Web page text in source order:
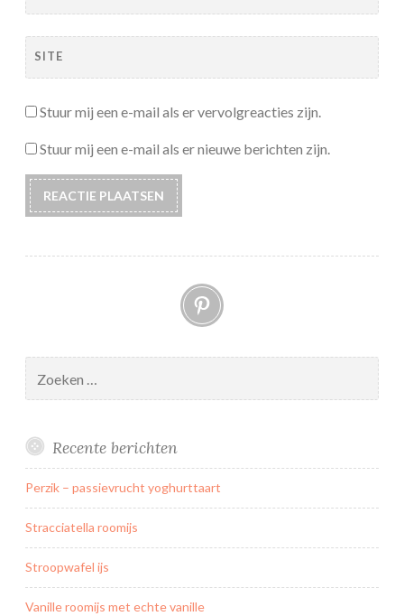
SITE
Stuur mij een e-mail als er vervolgreacties zijn.
Stuur mij een e-mail als er nieuwe berichten zijn.
Pinterest
naar:
Recente berichten
Perzik – passievrucht yoghurttaart
Stracciatella roomijs
Stroopwafel ijs
Vanille roomijs met echte vanille